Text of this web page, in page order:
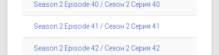
Season 2 Episode 40 / Сезон 2 Серия 40
Season 2 Episode 41 / Сезон 2 Серия 41
Season 2 Episode 42 / Сезон 2 Серия 42